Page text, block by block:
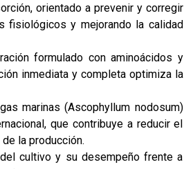
orientado a prevenir y corregir
fisiológicos y mejorando la calidad
formulado con aminoácidos y
inmediata y completa optimiza la
marinas (Ascophyllum nodosum)
que contribuye a reducir el
la producción.
cultivo y su desempeño frente a